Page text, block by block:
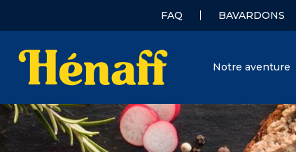
FAQ BAVARDONS
Notre aventure